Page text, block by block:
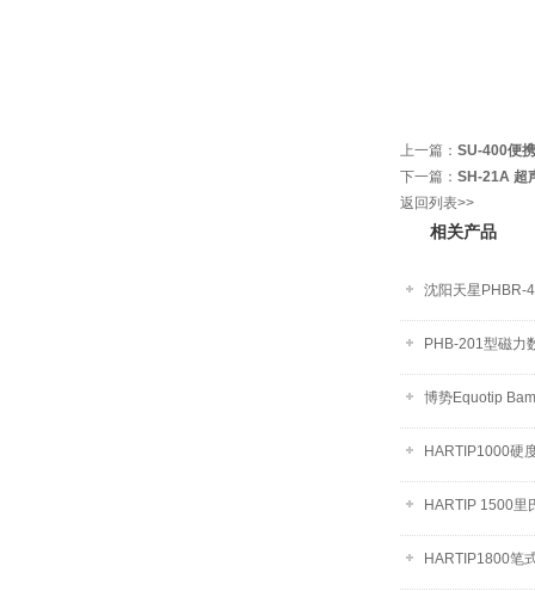
上一篇： SU-400便
下一篇： SH-21A 超
返回列表>>
相关产品
沈阳天星PHBR-
PHB-201型磁力
博势Equotip
HARTIP1000硬
HARTIP 1500里
HARTIP1800笔